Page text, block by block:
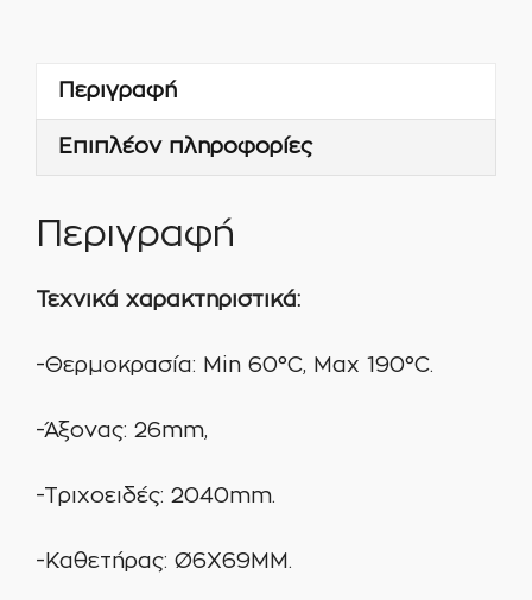
ποσότητα
Περιγραφή
Επιπλέον πληροφορίες
Περιγραφή
Τεχνικά χαρακτηριστικά:
-Θερμοκρασία: Min 60°C, Max 190°C.
-Άξονας: 26mm,
-Τριχοειδές: 2040mm.
-Καθετήρας: Ø6X69MM.